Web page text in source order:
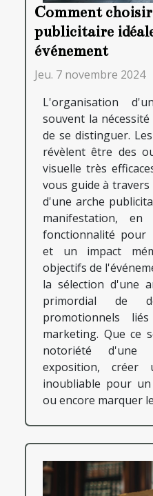
Comment
publicitaire
événement
Jeu. 7 novembre 2024
L'organisation
souvent la
de se distinguer.
révèlent être des
visuelle très
vous guide à
d'une arche
manifestation,
fonctionnalité pour
et un impact
objectifs de
la sélection d'une
primordial de
promotionnels
marketing. Que ce
notoriété d'une
exposition,
inoubliable pour
ou encore marquer